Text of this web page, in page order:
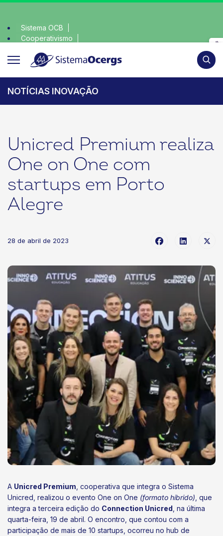
Sistema OCB
Cooperativismo
NOTÍCIAS INOVAÇÃO
Unicred Premium realiza
One on One com
startups em Porto
Alegre
28 de abril de 2023
A Unicred Premium , cooperativa que integra o Sistema
Unicred, realizou o evento One on One (formato híbrido) , que
integra a terceira edição do Connection Unicred , na última
quarta-feira, 19 de abril. O encontro, que contou com a
participação de mais de 10 startups, ocorreu no hub de